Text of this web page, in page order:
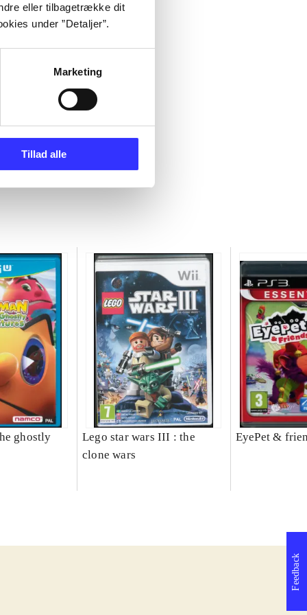
eller tilbagetrække dit
under ”Detaljer”.
Marketing
Tillad alle
ghostly
Lego star wars III : the
clone wars
EyePet &
Feedback